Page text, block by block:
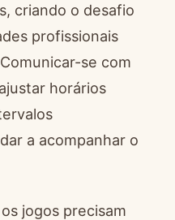
criando o desafio
profissionais
se com
horários
a acompanhar o
jogos precisam